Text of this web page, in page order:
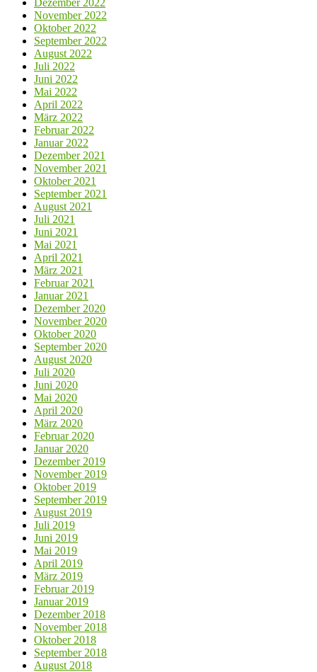
November 2022
Oktober 2022
September 2022
August 2022
Juli 2022
Juni 2022
Mai 2022
April 2022
März 2022
Februar 2022
Januar 2022
Dezember 2021
November 2021
Oktober 2021
September 2021
August 2021
Juli 2021
Juni 2021
Mai 2021
April 2021
März 2021
Februar 2021
Januar 2021
Dezember 2020
November 2020
Oktober 2020
September 2020
August 2020
Juli 2020
Juni 2020
Mai 2020
April 2020
März 2020
Februar 2020
Januar 2020
Dezember 2019
November 2019
Oktober 2019
September 2019
August 2019
Juli 2019
Juni 2019
Mai 2019
April 2019
März 2019
Februar 2019
Januar 2019
Dezember 2018
November 2018
Oktober 2018
September 2018
August 2018